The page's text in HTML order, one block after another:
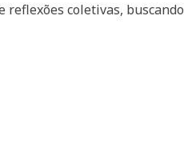
reflexões coletivas, buscando